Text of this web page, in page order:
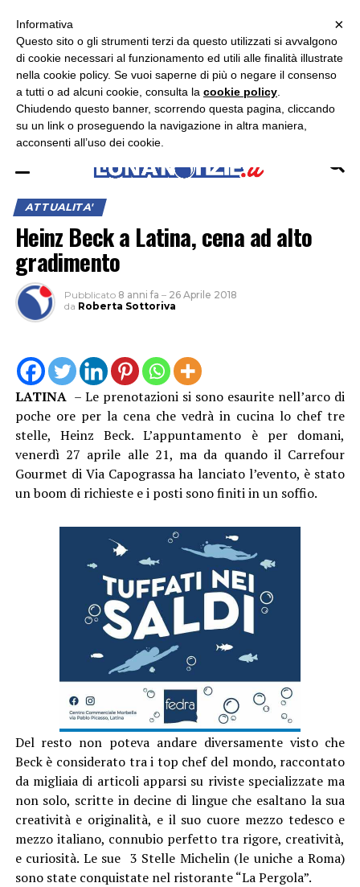
ASCOLTA RADIO LUNA
ATTUALITA'
Heinz Beck a Latina, cena ad alto
gradimento
Pubblicato 8 anni fa – 26 Aprile 2018
da Roberta Sottoriva
LATINA– Le prenotazioni si sono esaurite nell’arco di
poche ore per la cena che vedrà in cucina lo chef tre
stelle, Heinz Beck. L’appuntamento è per domani,
venerdì 27 aprile alle 21, ma da quando il Carrefour
Gourmet di Via Capograssa ha lanciato l’evento, è stato
un boom di richieste e i posti sono finiti in un soffio.
Del resto non poteva andare diversamente visto che
Beck è considerato tra i top chef del mondo, raccontato
da migliaia di articoli apparsi su riviste specializzate ma
non solo, scritte in decine di lingue che esaltano la sua
creatività e originalità, e il suo cuore mezzo tedesco e
mezzo italiano, connubio perfetto tra rigore, creatività,
e curiosità. Le sue 3 Stelle Michelin (le uniche a Roma)
sono state conquistate nel ristorante “La Pergola”.
×
×
Informativa
Questo sito o gli strumenti terzi da questo utilizzati si avvalgono
di cookie necessari al funzionamento ed utili alle finalità illustrate
nella cookie policy. Se vuoi saperne di più o negare il consenso
a tutti o ad alcuni cookie, consulta la cookie policy
Chiudendo questo banner, scorrendo questa pagina, cliccando
su un link o proseguendo la navigazione in altra maniera,
acconsenti all’uso dei cookie.